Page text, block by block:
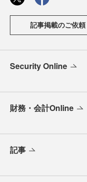
記事掲載のご依頼
Security Online
財務・会計Online
記事